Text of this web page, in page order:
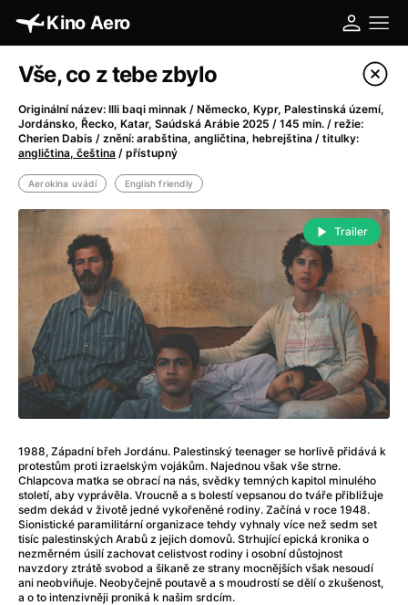
Kino Aero
Maraton trilogie Dealer
8. srpna | Dravý, osobitý i výjimečně obsazený maraton z
kodaňského drogového podsvětí.
Více
Filtrovat program
Celý program Archiv programu
Limitovaná ediceautorských reprintůna luxusním papíře! 2001:
Vesmírná odysea, Le Mans, Psycho, Planeta opic a mnoho
dalších!
Vše, co z tebe zbylo
Originální název: Illi baqi minnak / Německo, Kypr, Palestinská území,
Jordánsko, Řecko, Katar, Saúdská Arábie 2025 / 145 min. / režie:
Cherien Dabis / znění: arabština, angličtina, hebrejština / titulky:
angličtina, čeština / přístupný
Aerokina uvádí English friendly
Trailer
1988, Západní břeh Jordánu. Palestinský teenager se horlivě přidává k
protestům proti izraelským vojákům. Najednou však vše strne.
Chlapcova matka se obrací na nás, svědky temných kapitol minulého
století, aby vyprávěla. Vroucně a s bolestí vepsanou do tváře přibližuje
sedm dekád v životě jedné vykořeněné rodiny. Začíná v roce 1948.
Sionistické paramilitární organizace tehdy vyhnaly více než sedm set
tisíc palestinských Arabů z jejich domovů. Strhující epická kronika o
nezměrném úsilí zachovat celistvost rodiny i osobní důstojnost
navzdory ztrátě svobod a šikaně ze strany mocnějších však nesoudí
ani neobviňuje. Neobyčejně poutavě a s moudrostí se dělí o zkušenost,
a o to intenzivněji proniká k našim srdcím.